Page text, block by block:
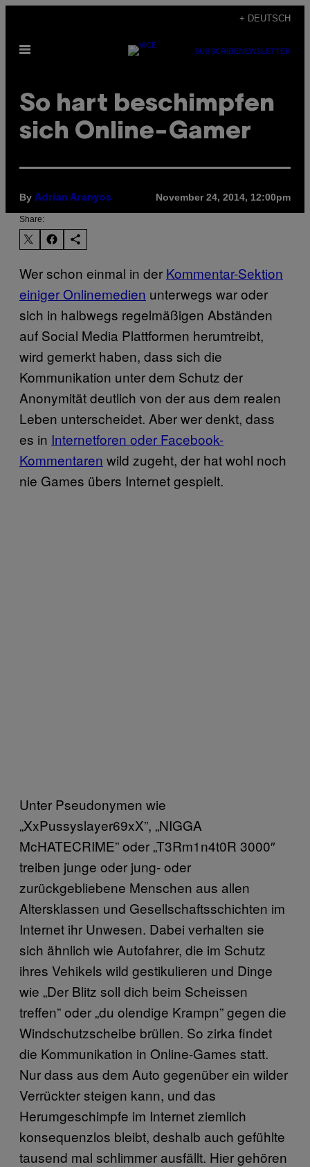
content
+ DEUTSCH
Open
SUBSCRIBENEWSLETTER
So hart beschimpfen
sich Online-Gamer
By Adrian Aranyos November 24, 2014, 12:00pm
Share:
Wer schon einmal in der Kommentar-Sektion
einiger Onlinemedien unterwegs war oder
sich in halbwegs regelmäßigen Abständen
auf Social Media Plattformen herumtreibt,
wird gemerkt haben, dass sich die
Kommunikation unter dem Schutz der
Anonymität deutlich von der aus dem realen
Leben unterscheidet. Aber wer denkt, dass
es in Internetforen oder Facebook-
Kommentaren wild zugeht, der hat wohl noch
nie Games übers Internet gespielt.
Unter Pseudonymen wie
„XxPussyslayer69xX”, „NIGGA
McHATECRIME” oder „T3Rm1n4t0R 3000″
treiben junge oder jung- oder
zurückgebliebene Menschen aus allen
Altersklassen und Gesellschaftsschichten im
Internet ihr Unwesen. Dabei verhalten sie
sich ähnlich wie Autofahrer, die im Schutz
ihres Vehikels wild gestikulieren und Dinge
wie „Der Blitz soll dich beim Scheissen
treffen” oder „du olendige Krampn” gegen die
Windschutzscheibe brüllen. So zirka findet
die Kommunikation in Online-Games statt.
Nur dass aus dem Auto gegenüber ein wilder
Verrückter steigen kann, und das
Herumgeschimpfe im Internet ziemlich
konsequenzlos bleibt, deshalb auch gefühlte
tausend mal schlimmer ausfällt. Hier gehören